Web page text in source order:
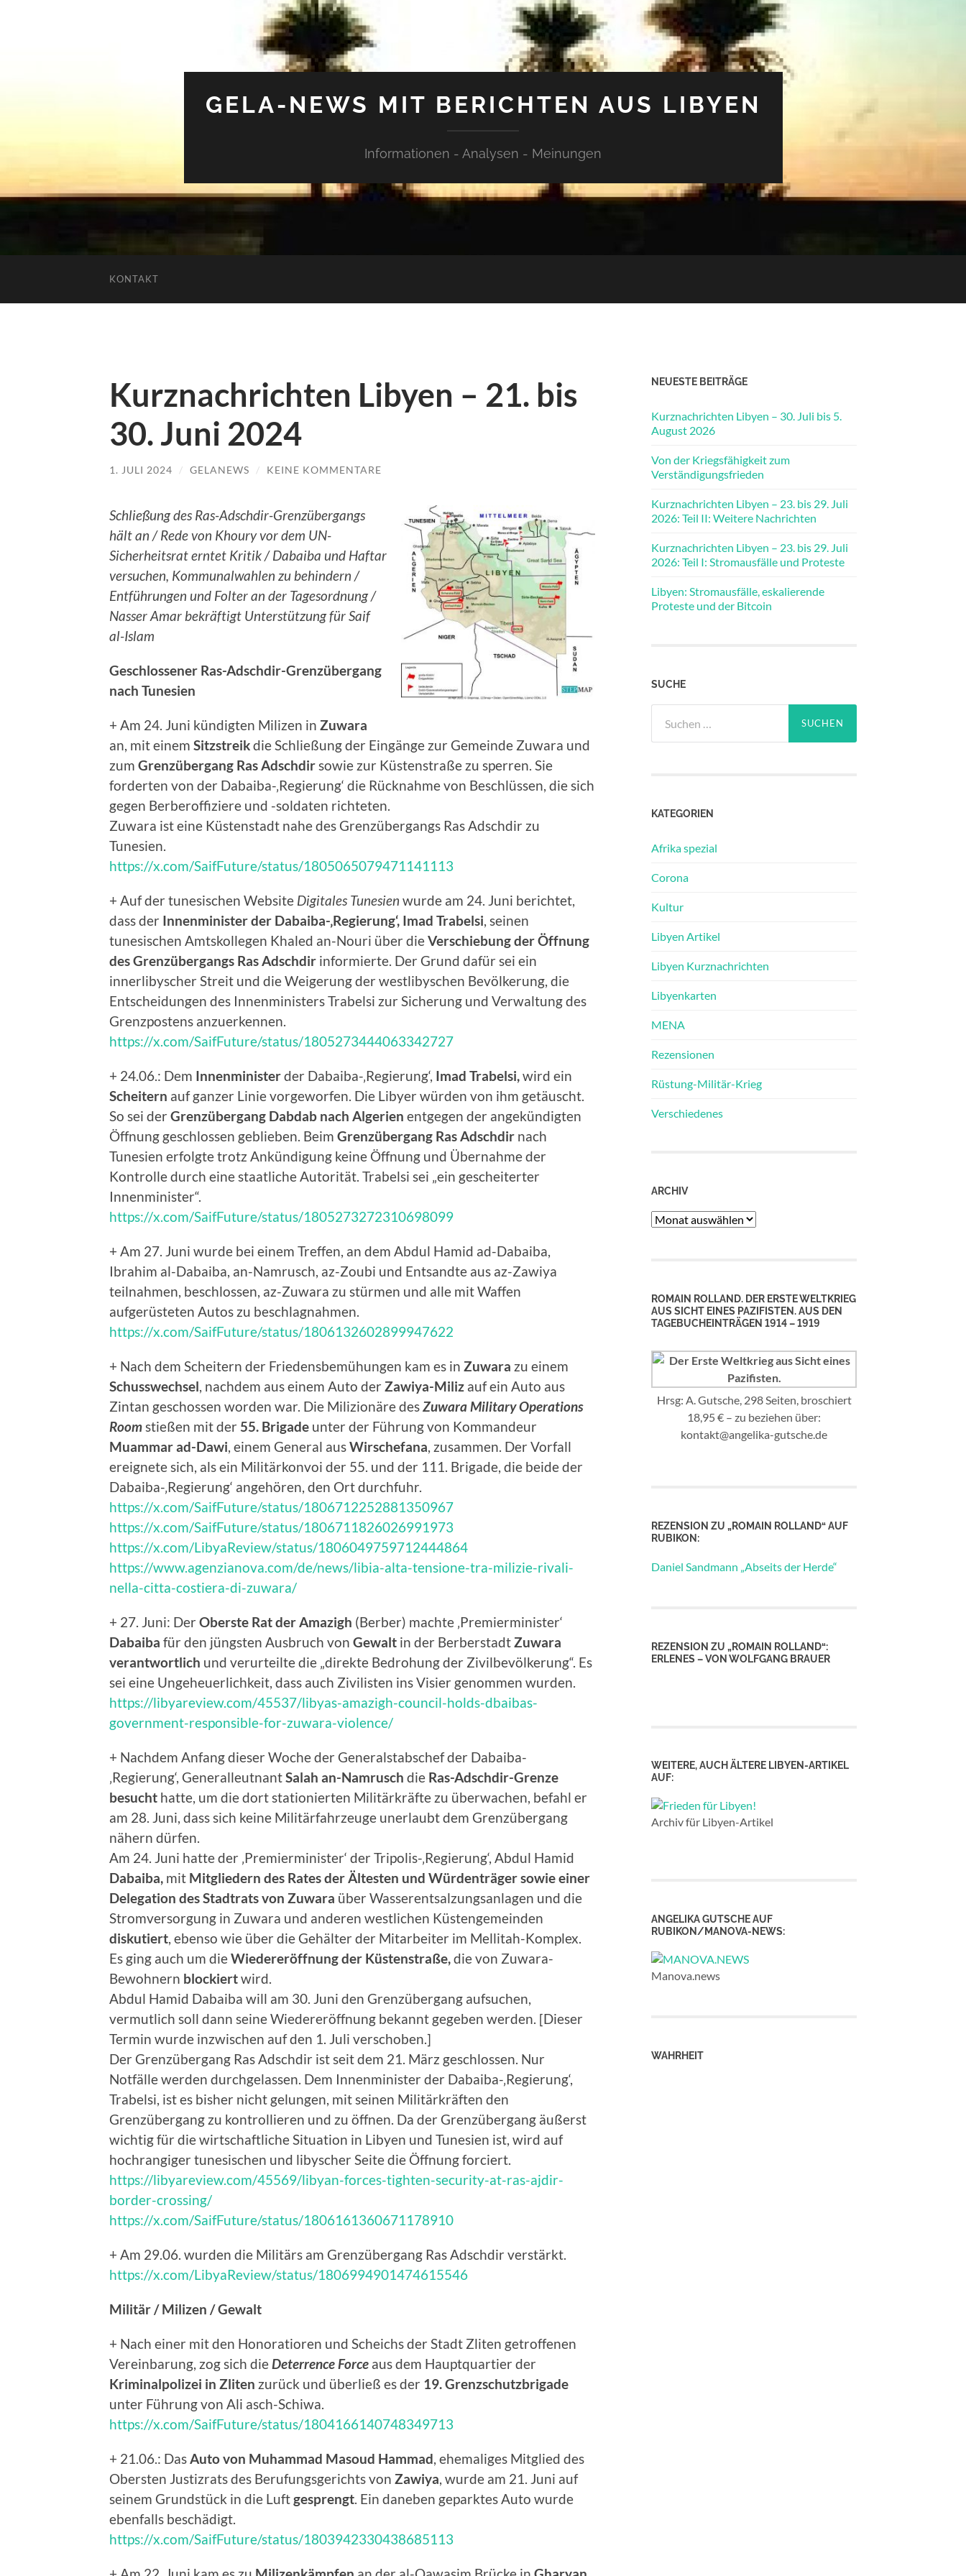
GELA-NEWS MIT BERICHTEN AUS LIBYEN
Informationen - Analysen - Meinungen
KONTAKT
Kurznachrichten Libyen – 21. bis
30. Juni 2024
1. JULI 2024 / GELANEWS / KEINE KOMMENTARE
Schließung des Ras-Adschdir-Grenzübergangs
hält an / Rede von Khoury vor dem UN-
Sicherheitsrat erntet Kritik / Dabaiba und Haftar
versuchen, Kommunalwahlen zu behindern /
Entführungen und Folter an der Tagesordnung /
Nasser Amar bekräftigt Unterstützung für Saif
al-Islam
Geschlossener Ras-Adschdir-Grenzübergang
nach Tunesien
+ Am 24. Juni kündigten Milizen in Zuwara
an, mit einem Sitzstreikdie Schließung der Eingänge zur Gemeinde Zuwara und
zum Grenzübergang Ras Adschdir sowie zur Küstenstraße zu sperren. Sie
forderten von der Dabaiba-‚Regierung‘ die Rücknahme von Beschlüssen, die sich
gegen Berberoffiziere und -soldaten richteten.
Zuwara ist eine Küstenstadt nahe des Grenzübergangs Ras Adschdir zu
Tunesien.
https://x.com/SaifFuture/status/1805065079471141113
+ Auf der tunesischen Website Digitales Tunesien wurde am 24. Juni berichtet,
dass der Innenminister der Dabaiba-‚Regierung‘, Imad Trabelsi , seinen
tunesischen Amtskollegen Khaled an-Nouri über dieVerschiebung der Öffnung
des Grenzübergangs Ras Adschdir informierte. Der Grund dafür sei ein
innerlibyscher Streit und die Weigerung der westlibyschen Bevölkerung, die
Entscheidungen des Innenministers Trabelsi zur Sicherung und Verwaltung des
Grenzpostens anzuerkennen.
https://x.com/SaifFuture/status/1805273444063342727
+ 24.06.: Dem Innenministerder Dabaiba-‚Regierung‘, Imad Trabelsi, wird ein
Scheitern auf ganzer Linie vorgeworfen. Die Libyer würden von ihm getäuscht.
So sei der Grenzübergang Dabdab nach Algerien entgegen der angekündigten
Öffnung geschlossen geblieben. Beim Grenzübergang Ras Adschdir nach
Tunesien erfolgte trotz Ankündigung keine Öffnung und Übernahme der
Kontrolle durch eine staatliche Autorität. Trabelsi sei „ein gescheiterter
Innenminister“.
https://x.com/SaifFuture/status/1805273272310698099
+ Am 27. Juni wurde bei einem Treffen, an dem Abdul Hamid ad-Dabaiba,
Ibrahim al-Dabaiba, an-Namrusch, az-Zoubi und Entsandte aus az-Zawiya
teilnahmen, beschlossen, az-Zuwara zu stürmen und alle mit Waffen
aufgerüsteten Autos zu beschlagnahmen.
https://x.com/SaifFuture/status/1806132602899947622
+ Nach dem Scheitern der Friedensbemühungen kam es in Zuwara zu einem
Schusswechsel , nachdem aus einem Auto der Zawiya-Miliz auf ein Auto aus
Zintan geschossen worden war. Die Milizionäre des Zuwara Military Operations
Room stießen mit der 55. Brigade unter der Führung von Kommandeur
Muammar ad-Dawi , einem General ausWirschefana , zusammen. Der Vorfall
ereignete sich, als ein Militärkonvoi der 55. und der 111. Brigade, die beide der
Dabaiba-‚Regierung‘ angehören, den Ort durchfuhr.
https://x.com/SaifFuture/status/1806712252881350967
https://x.com/SaifFuture/status/1806711826026991973
https://x.com/LibyaReview/status/1806049759712444864
https://www.agenzianova.com/de/news/libia-alta-tensione-tra-milizie-rivali-
nella-citta-costiera-di-zuwara/
+ 27. Juni: Der Oberste Rat der Amazigh (Berber) machte ‚Premierminister‘
Dabaiba für den jüngsten Ausbruch von Gewalt in der Berberstadt Zuwara
verantwortlich und verurteilte die „direkte Bedrohung der Zivilbevölkerung“. Es
sei eine Ungeheuerlichkeit, dass auch Zivilisten ins Visier genommen wurden.
https://libyareview.com/45537/libyas-amazigh-council-holds-dbaibas-
government-responsible-for-zuwara-violence/
+ Nachdem Anfang dieser Woche der Generalstabschef der Dabaiba-
‚Regierung‘, GeneralleutnantSalah an-Namrusch die Ras-Adschdir-Grenze
besucht hatte, um die dort stationierten Militärkräfte zu überwachen, befahl er
am 28. Juni, dass sich keine Militärfahrzeuge unerlaubt dem Grenzübergang
nähern dürfen.
Am 24. Juni hatte der ‚Premierminister‘ der Tripolis-‚Regierung‘, Abdul Hamid
Dabaiba, mit Mitgliedern des Rates der Ältesten und Würdenträger sowie einer
Delegation des Stadtrats von Zuwara über Wasserentsalzungsanlagen und die
Stromversorgung in Zuwara und anderen westlichen Küstengemeinden
diskutiert , ebenso wie über die Gehälter der Mitarbeiter im Mellitah-Komplex.
Es ging auch um dieWiedereröffnung der Küstenstraße, die von Zuwara-
Bewohnern blockiertwird.
Abdul Hamid Dabaiba will am 30. Juni den Grenzübergang aufsuchen,
vermutlich soll dann seine Wiedereröffnung bekannt gegeben werden. [Dieser
Termin wurde inzwischen auf den 1. Juli verschoben.]
Der Grenzübergang Ras Adschdir ist seit dem 21. März geschlossen. Nur
Notfälle werden durchgelassen. Dem Innenminister der Dabaiba-‚Regierung‘,
Trabelsi, ist es bisher nicht gelungen, mit seinen Militärkräften den
Grenzübergang zu kontrollieren und zu öffnen. Da der Grenzübergang äußerst
wichtig für die wirtschaftliche Situation in Libyen und Tunesien ist, wird auf
hochrangiger tunesischen und libyscher Seite die Öffnung forciert.
https://libyareview.com/45569/libyan-forces-tighten-security-at-ras-ajdir-
border-crossing/
https://x.com/SaifFuture/status/1806161360671178910
+ Am 29.06. wurden die Militärs am Grenzübergang Ras Adschdir verstärkt.
https://x.com/LibyaReview/status/1806994901474615546
Militär / Milizen / Gewalt
+ Nach einer mit den Honoratioren und Scheichs der Stadt Zliten getroffenen
Vereinbarung, zog sich die Deterrence Force aus dem Hauptquartier der
Kriminalpolizei in Zliten zurück und überließ es der 19. Grenzschutzbrigade
unter Führung von Ali asch-Schiwa.
https://x.com/SaifFuture/status/1804166140748349713
+ 21.06.: Das Auto von Muhammad Masoud Hammad , ehemaliges Mitglied des
Obersten Justizrats des Berufungsgerichts von Zawiya , wurde am 21. Juni auf
seinem Grundstück in die Luftgesprengt . Ein daneben geparktes Auto wurde
ebenfalls beschädigt.
https://x.com/SaifFuture/status/1803942330438685113
NEUESTE BEITRÄGE
Kurznachrichten Libyen – 30. Juli bis 5.
August 2026
Von der Kriegsfähigkeit zum
Verständigungsfrieden
Kurznachrichten Libyen – 23. bis 29. Juli
2026: Teil II: Weitere Nachrichten
Kurznachrichten Libyen – 23. bis 29. Juli
2026: Teil I: Stromausfälle und Proteste
Libyen: Stromausfälle, eskalierende
Proteste und der Bitcoin
SUCHE
nach:
KATEGORIEN
Afrika spezial
Corona
Kultur
Libyen Artikel
Libyen Kurznachrichten
Libyenkarten
MENA
Rezensionen
Rüstung-Militär-Krieg
Verschiedenes
ARCHIV
Archiv
ROMAIN ROLLAND. DER ERSTE WELTKRIEG
AUS SICHT EINES PAZIFISTEN. AUS DEN
TAGEBUCHEINTRÄGEN 1914 – 1919
Hrsg: A. Gutsche, 298 Seiten, broschiert
18,95 € – zu beziehen über:
kontakt@angelika-gutsche.de
REZENSION ZU „ROMAIN ROLLAND“ AUF
RUBIKON:
Daniel Sandmann „Abseits der Herde“
REZENSION ZU „ROMAIN ROLLAND“:
ERLENES – VON WOLFGANG BRAUER
WEITERE, AUCH ÄLTERE LIBYEN-ARTIKEL
AUF:
Archiv für Libyen-Artikel
ANGELIKA GUTSCHE AUF
RUBIKON/MANOVA-NEWS:
Manova.news
WAHRHEIT